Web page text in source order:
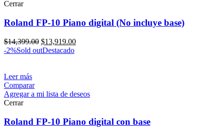
Cerrar
Roland FP-10 Piano digital (No incluye base)
$14,399.00 $13,919.00
-2%Sold outDestacado
Leer más
Comparar
Agregar a mi lista de deseos
Cerrar
Roland FP-10 Piano digital con base